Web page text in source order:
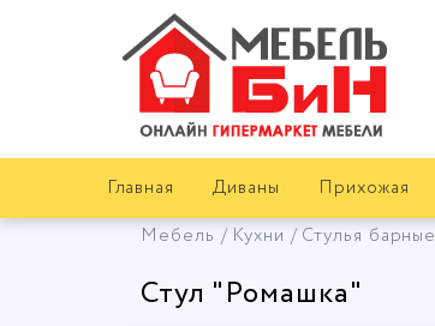
Главная Диваны Прихожая
Мебель
Кухни Стулья барные
Стул "Ромашка"